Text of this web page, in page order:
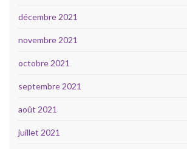
décembre 2021
novembre 2021
octobre 2021
septembre 2021
août 2021
juillet 2021